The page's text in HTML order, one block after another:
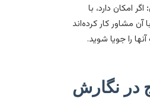
اگر امکان دارد، با
آن مشاور کار کرده‌اند
را جویا شوید.
در نگارش